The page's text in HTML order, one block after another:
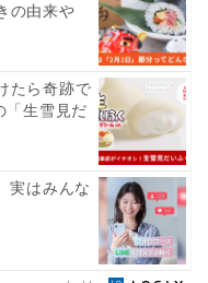
の由来や
たら奇跡で
「生雪見だ
実はみんな